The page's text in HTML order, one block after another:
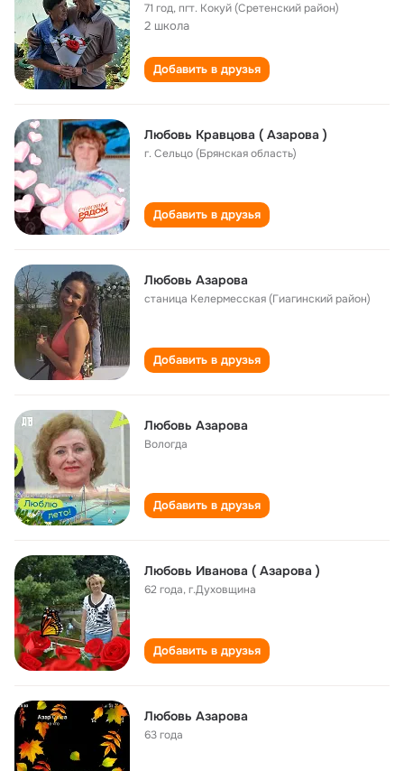
71 год,пгт. Кокуй (Сретенский район)
2 школа
Добавить в друзья
Любовь Кравцова ( Азарова )
г. Сельцо (Брянская область)
Добавить в друзья
Любовь Азарова
станица Келермесская (Гиагинский район)
Добавить в друзья
Любовь Азарова
Вологда
Добавить в друзья
Любовь Иванова ( Азарова )
62 года,г.Духовщина
Добавить в друзья
Любовь Азарова
63 года